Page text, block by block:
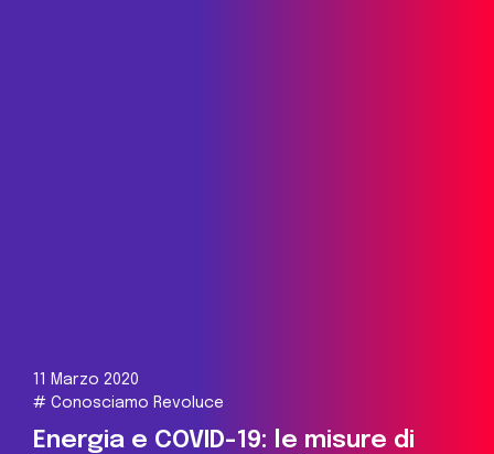
11 Marzo 2020
# Conosciamo Revoluce
Energia e COVID-19: le misure di